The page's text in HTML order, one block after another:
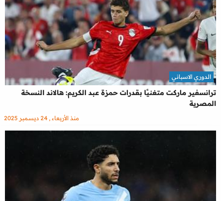
ترانسفير ماركت متغنيًا بقدرات حمزة عبد الكريم: هالاند النسخة
المصرية
الدوري الاسباني
منذ الأربعاء , 24 ديسمبر 2025